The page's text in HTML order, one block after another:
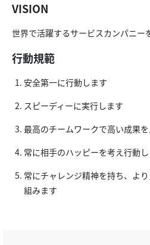
VISION
世界で活躍するサービスカンパニー
行動規範
安全第一に行動します
スピーディーに実行します
最高のチームワークで高い成果
常に相手のハッピーを考え行動
常にチャレンジ精神を持ち、よ
組みます